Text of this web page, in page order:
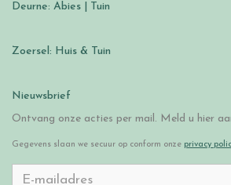
Deurne: Abies | Tuin
Zoersel: Huis & Tuin
Nieuwsbrief
Ontvang onze acties per mail. Meld u hier
Gegevens slaan we secuur op conform onze privacy